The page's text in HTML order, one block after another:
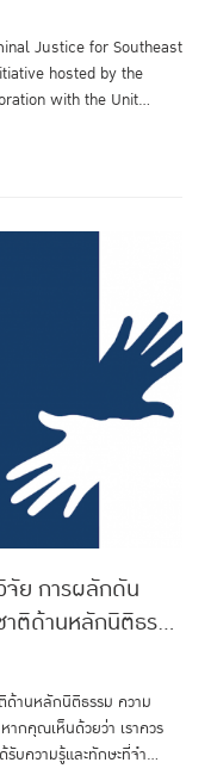
Justice for Southeast
hosted by the
with the Unit...
จัย การผลักดัน
ติด้านหลักนิติธรรม
ด้านหลักนิติธรรม ความ
กคุณเห็นด้วยว่า เราควร
บความรู้และทักษะที่จำ...